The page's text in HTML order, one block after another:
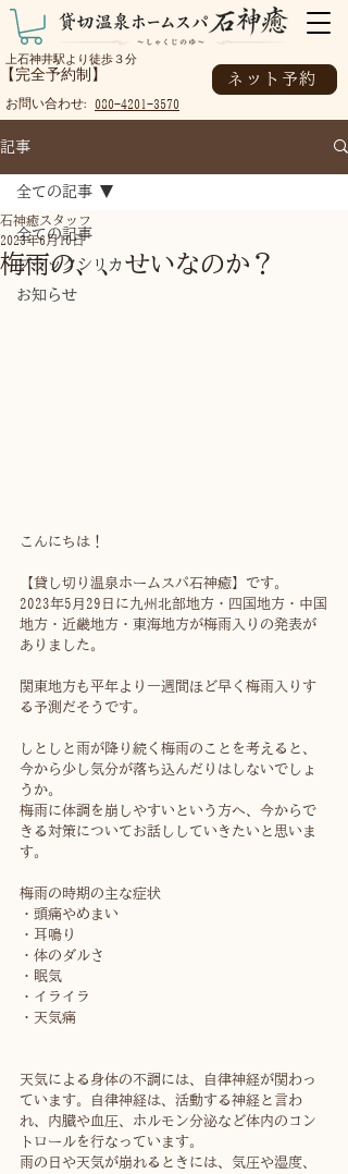
上石神井駅より徒歩３分
【完全予約制】
080-4201-3570
お問い合わせ:
ネット予約
記事
全ての記事
ブラックシリカ
お知らせ
全ての記事
梅雨の、、せいなのか？
石神癒スタッフ
2023年6月10日
こんにちは！
【貸し切り温泉ホームスパ石神癒】です。
2023年5月29日に九州北部地方・四国地方・中国
地方・近畿地方・東海地方が梅雨入りの発表が
ありました。
関東地方も平年より一週間ほど早く梅雨入りす
る予測だそうです。
しとしと雨が降り続く梅雨のことを考えると、
今から少し気分が落ち込んだりはしないでしょ
うか。
梅雨に体調を崩しやすいという方へ、今からで
きる対策についてお話ししていきたいと思いま
す。
梅雨の時期の主な症状
・頭痛やめまい
・耳鳴り
・体のダルさ
・眠気
・イライラ
・天気痛
天気による身体の不調には、自律神経が関わっ
ています。自律神経は、活動する神経と言わ
れ、内臓や血圧、ホルモン分泌など体内のコン
トロールを行なっています。
雨の日や天気が崩れるときには、気圧や湿度、